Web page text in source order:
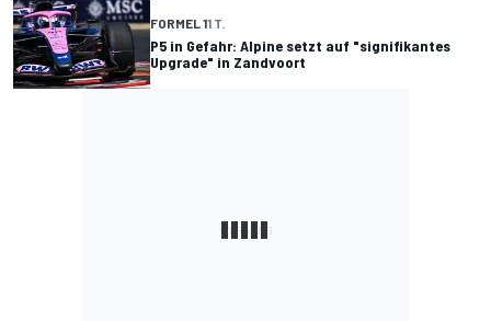
FORMEL 11 T.
P5 in Gefahr: Alpine setzt auf "signifikantes
Upgrade" in Zandvoort